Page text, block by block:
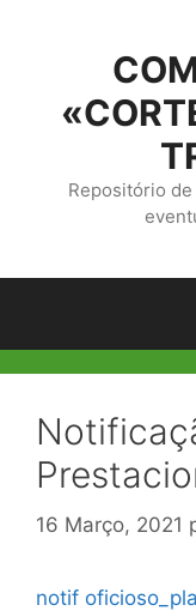
conteúdo
Repositório de
16 Março, 2021
notif